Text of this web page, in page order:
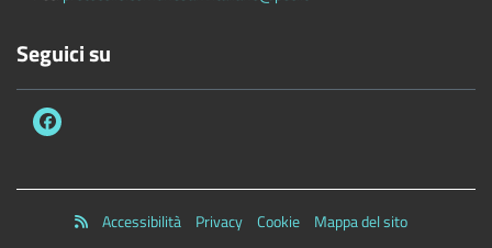
Seguici su
Accessibilità Privacy Cookie
Mappa del sito